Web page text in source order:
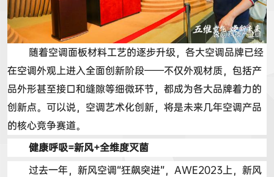
随着空调面板材料工艺的逐步升级，各大空调品牌已经
在空调外观上进入全面创新阶段——不仅外观材质，包括产
品外形甚至接口和缝隙等细微环节，都成为各大品牌着力的
创新点。可以说，空调艺术化创新，将是未来几年空调产品
的核心竞争赛道。
健康呼吸=新风+全维度灭菌
过去一年，新风空调“狂飙突进”， AWE2023上，新风